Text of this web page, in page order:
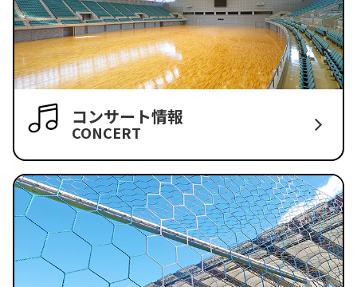
コンサート情報
CONCERT